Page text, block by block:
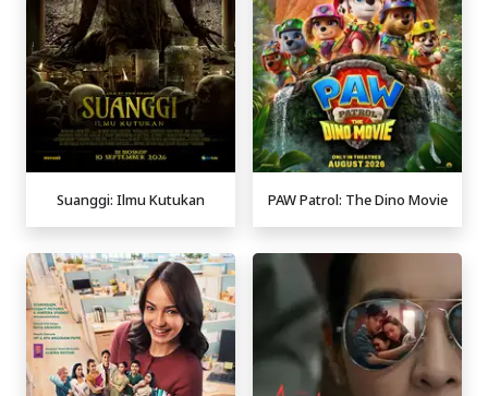
Suanggi: Ilmu Kutukan PAW Patrol: The Dino Movie